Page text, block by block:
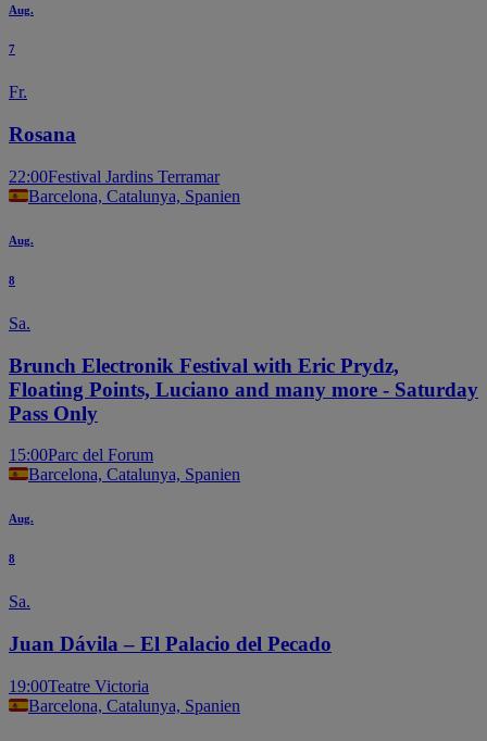
Aug.
7
Fr.
Rosana
22:00Festival Jardins Terramar
Barcelona, Catalunya, Spanien
Aug.
8
Sa.
Brunch Electronik Festival with Eric Prydz,
Floating Points, Luciano and many more - Saturday
Pass Only
15:00Parc del Forum
Barcelona, Catalunya, Spanien
Aug.
8
Sa.
Juan Dávila – El Palacio del Pecado
19:00Teatre Victoria
Barcelona, Catalunya, Spanien